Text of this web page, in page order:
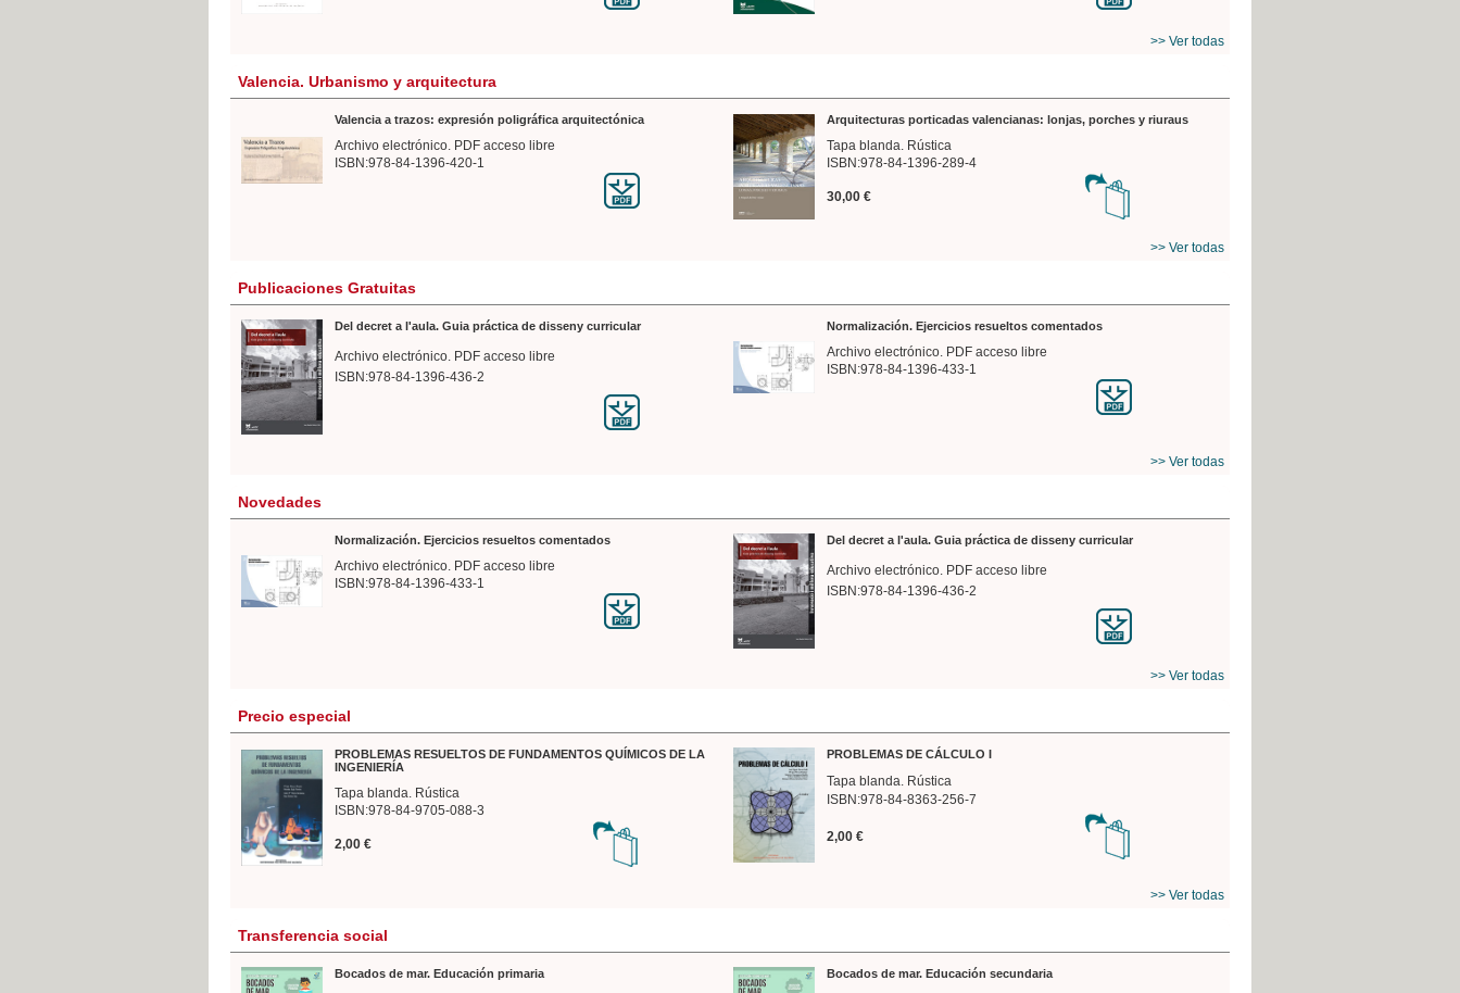
>> Ver todas
Valencia. Urbanismo y arquitectura
Valencia a trazos: expresión poligráfica arquitectónica
Archivo electrónico. PDF acceso libre
ISBN:978-84-1396-420-1
Arquitecturas porticadas valencianas: lonjas, porches y riuraus
Tapa blanda. Rústica
ISBN:978-84-1396-289-4
30,00 €
>> Ver todas
Publicaciones Gratuitas
Del decret a l'aula. Guia práctica de disseny curricular
Archivo electrónico. PDF acceso libre
ISBN:978-84-1396-436-2
Normalización. Ejercicios resueltos comentados
Archivo electrónico. PDF acceso libre
ISBN:978-84-1396-433-1
>> Ver todas
Novedades
Normalización. Ejercicios resueltos comentados
Archivo electrónico. PDF acceso libre
ISBN:978-84-1396-433-1
Del decret a l'aula. Guia práctica de disseny curricular
Archivo electrónico. PDF acceso libre
ISBN:978-84-1396-436-2
>> Ver todas
Precio especial
PROBLEMAS RESUELTOS DE FUNDAMENTOS QUÍMICOS DE LA
INGENIERÍA
Tapa blanda. Rústica
ISBN:978-84-9705-088-3
2,00 €
PROBLEMAS DE CÁLCULO I
Tapa blanda. Rústica
ISBN:978-84-8363-256-7
2,00 €
>> Ver todas
Transferencia social
Bocados de mar. Educación primaria Bocados de mar. Educación secundaria